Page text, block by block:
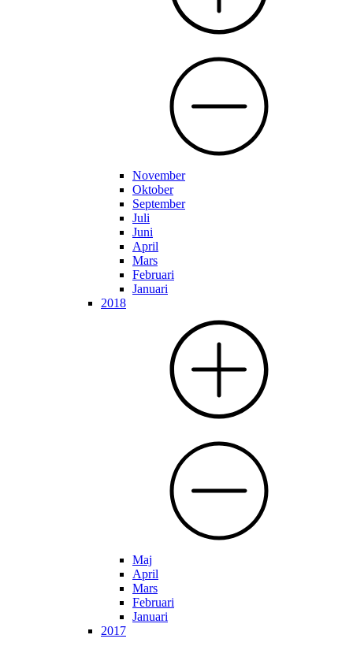
November
Oktober
September
Juli
Juni
April
Mars
Februari
Januari
2018
Maj
April
Mars
Februari
Januari
2017